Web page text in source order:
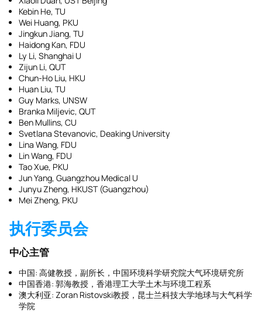
Kebin He, TU
Wei Huang, PKU
Jingkun Jiang, TU
Haidong Kan, FDU
Ly Li, Shanghai U
Zijun Li, QUT
Chun-Ho Liu, HKU
Huan Liu, TU
Guy Marks, UNSW
Branka Miljevic, QUT
Ben Mullins, CU
Svetlana Stevanovic, Deaking University
Lina Wang, FDU
Lin Wang, FDU
Tao Xue, PKU
Jun Yang, Guangzhou Medical U
Junyu Zheng, HKUST (Guangzhou)
Mei Zheng, PKU
执行委员会
中心主管
中国: 高健教授，副所长，中国环境科学研究院大气环境研究所
中国香港: 郭海教授，香港理工大学土木与环境工程系
澳大利亚: Zoran Ristovski教授，昆士兰科技大学地球与大气科学
学院